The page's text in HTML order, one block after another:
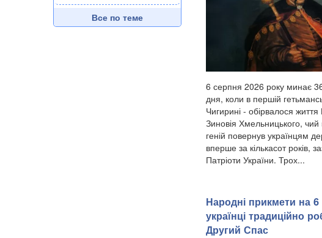
Все по теме
6 серпня 2026 року минає
дня, коли в першій
Чигирині - обірвалося життя
Зиновія Хмельницького, чий
геній повернув українцям
вперше за кількасот років,
Патріоти України. Трох...
Народні прикмети на
українці традиційно
Другий Спас